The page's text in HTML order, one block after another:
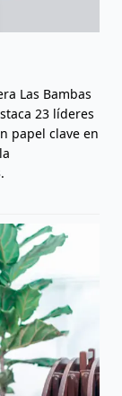
Las Bambas
23 líderes
papel clave en